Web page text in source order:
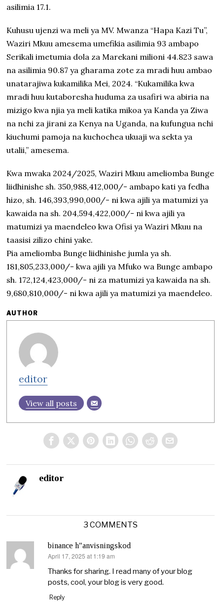
asilimia 17.1.
Kuhusu ujenzi wa meli ya MV. Mwanza “Hapa Kazi Tu”,
Waziri Mkuu amesema umefikia asilimia 93 ambapo
Serikali imetumia dola za Marekani milioni 44.823 sawa
na asilimia 90.87 ya gharama zote za mradi huu ambao
unatarajiwa kukamilika Mei, 2024. “Kukamilika kwa
mradi huu kutaboresha huduma za usafiri wa abiria na
mizigo kwa njia ya meli katika mikoa ya Kanda ya Ziwa
na nchi za jirani za Kenya na Uganda, na kufungua nchi
kiuchumi pamoja na kuchochea ukuaji wa sekta ya
utalii,” amesema.
Kwa mwaka 2024/2025, Waziri Mkuu ameliomba Bunge
liidhinishe sh. 350,988,412,000/- ambapo kati ya fedha
hizo, sh. 146,393,990,000/- ni kwa ajili ya matumizi ya
kawaida na sh. 204,594,422,000/- ni kwa ajili ya
matumizi ya maendeleo kwa Ofisi ya Waziri Mkuu na
taasisi zilizo chini yake.
Pia ameliomba Bunge liidhinishe jumla ya sh.
181,805,233,000/- kwa ajili ya Mfuko wa Bunge ambapo
sh. 172,124,423,000/- ni za matumizi ya kawaida na sh.
9,680,810,000/- ni kwa ajili ya matumizi ya maendeleo.
AUTHOR
editor
View all posts
editor
3 COMMENTS
binance h"anvisningskod
says:
April 17, 2025 at 1:19 am
Thanks for sharing. I read many of your blog
posts, cool, your blog is very good.
Reply